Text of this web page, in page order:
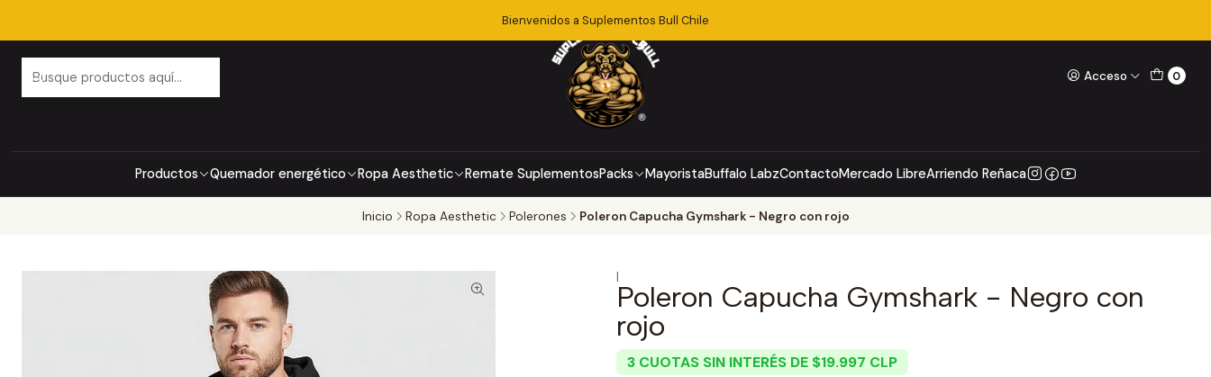
Acceso 0
Productos Quemador energético Ropa Aesthetic Remate SuplementosPacks MayoristaBuffalo LabzContactoMercado LibreArriendo Reñaca
Bienvenidos a Suplementos Bull Chile
Inicio Ropa Aesthetic Polerones Poleron Capucha Gymshark - Negro con rojo
|
Poleron Capucha Gymshark - Negro con
rojo
3 CUOTAS SIN INTERÉS DE $19.997 CLP